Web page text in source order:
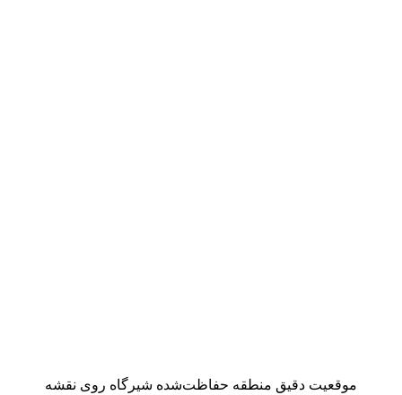
موقعیت دقیق منطقه حفاظت‌شده شیرگاه روی نقشه